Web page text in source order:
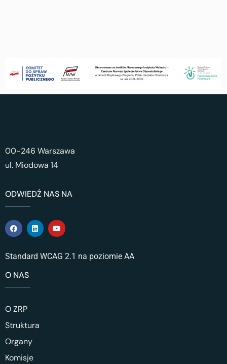
00-246 Warszawa
ul. Miodowa 14
ODWIEDŹ NAS NA
Standard WCAG 2.1 na poziomie AA
O NAS
O ZRP
Struktura
Organy
Komisje